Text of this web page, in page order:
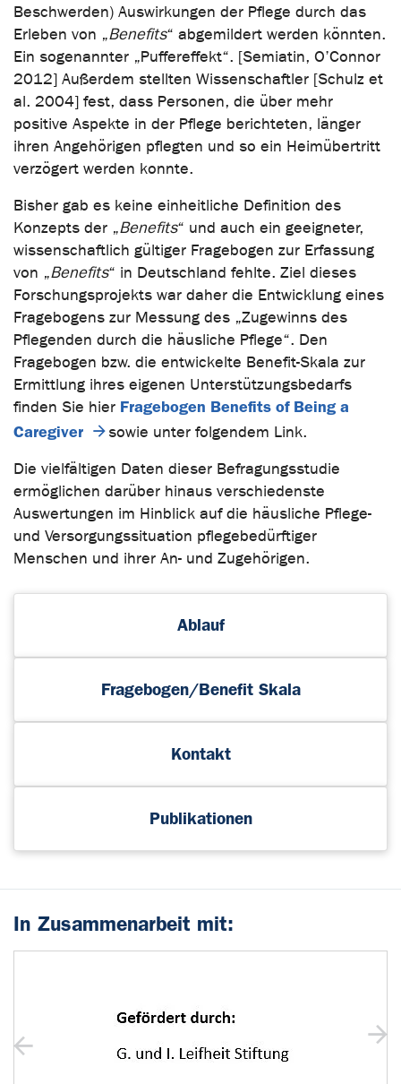
Beschwerden) Auswirkungen der Pflege durch das
Erleben von „Benefits“ abgemildert werden könnten.
Ein sogenannter „Puffereffekt“. [Semiatin, O’Connor
2012] Außerdem stellten Wissenschaftler [Schulz et
al. 2004] fest, dass Personen, die über mehr
positive Aspekte in der Pflege berichteten, länger
ihren Angehörigen pflegten und so ein Heimübertritt
verzögert werden konnte.
Bisher gab es keine einheitliche Definition des
Konzepts der „Benefits“ und auch ein geeigneter,
wissenschaftlich gültiger Fragebogen zur Erfassung
von „Benefits“ in Deutschland fehlte. Ziel dieses
Forschungsprojekts war daher die Entwicklung eines
Fragebogens zur Messung des „Zugewinns des
Pflegenden durch die häusliche Pflege“. Den
Fragebogen bzw. die entwickelte Benefit-Skala zur
Ermittlung ihres eigenen Unterstützungsbedarfs
finden Sie hier Fragebogen Benefits of Being a
Caregiver
sowie unter folgendem Link.
Die vielfältigen Daten dieser Befragungsstudie
ermöglichen darüber hinaus verschiedenste
Auswertungen im Hinblick auf die häusliche Pflege-
und Versorgungssituation pflegebedürftiger
Menschen und ihrer An- und Zugehörigen.
Ablauf
Fragebogen/Benefit Skala
Kontakt
Publikationen
In Zusammenarbeit mit: